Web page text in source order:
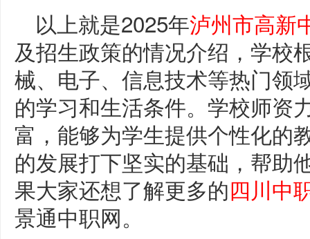
以上就是2025年泸州市高新
及招生政策的情况介绍，学校
械、电子、信息技术等热门领
的学习和生活条件。学校师资
富，能够为学生提供个性化的
的发展打下坚实的基础，帮助
果大家还想了解更多的四川中
景通中职网。